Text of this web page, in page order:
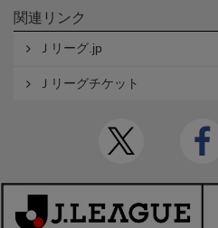
関連リンク
Ｊリーグ.jp
Ｊリーグチケット